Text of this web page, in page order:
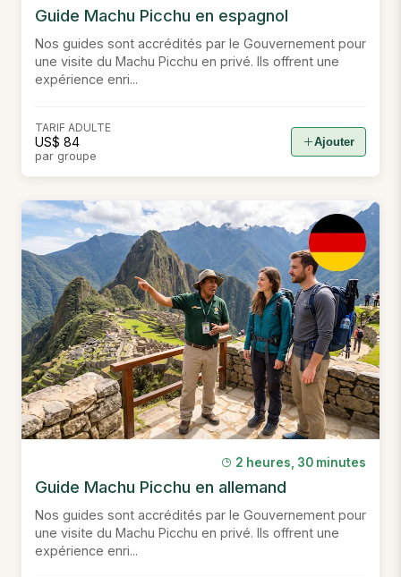
Guide Machu Picchu en espagnol
Nos guides sont accrédités par le Gouvernement pour
une visite du Machu Picchu en privé. Ils offrent une
expérience enri...
TARIF ADULTE
US$ 84
par groupe
Ajouter
2 heures, 30 minutes
Guide Machu Picchu en allemand
Nos guides sont accrédités par le Gouvernement pour
une visite du Machu Picchu en privé. Ils offrent une
expérience enri...